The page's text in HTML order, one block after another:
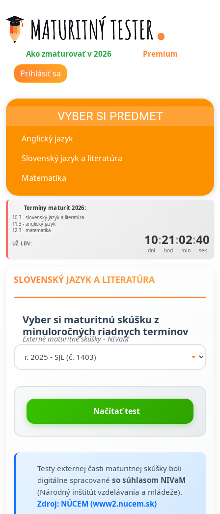
Ako zmaturovať v 2026 Premium
Prihlásiť sa
VYBER SI PREDMET
Anglický jazyk
Slovenský jazyk a literatúra
Matematika
Termíny maturít 2026:
10.3 - slovenský jazyk a literatúra
11.3 - anglický jazyk
12.3 - matematika
UŽ LEN: 10
dní
:21
hod
:02
min
:40
sek
SLOVENSKÝ JAZYK A LITERATÚRA
Vyber si maturitnú skúšku z
minuloročných riadnych termínov
Externé maturitné skúšky - NIVaM
Načítať test
Testy externej časti maturitnej skúšky boli
digitálne spracované so súhlasom NIVaM
(Národný inštitút vzdelávania a mládeže).
Zdroj: NÚCEM (www2.nucem.sk)